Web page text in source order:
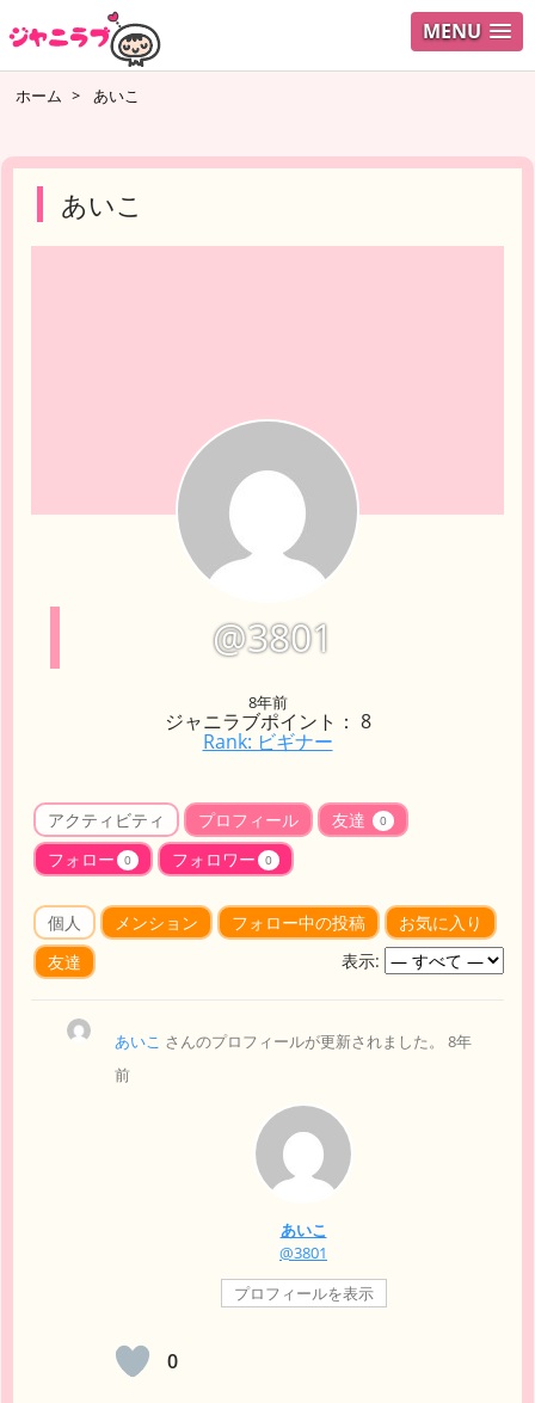
MENU ログイ
ホーム > あいこ
あいこ
@3801
8年前
ジャニラブポイント： 8
Rank: ビギナー
アクティビティ プロフィール 友達 0
フォロー 0 フォロワー 0
個人 メンション フォロー中の投稿
お気に入り
友達
表示:
あいこ さんのプロフィールが更新されました。 8年
前
あいこ
@3801
プロフィールを表示
0